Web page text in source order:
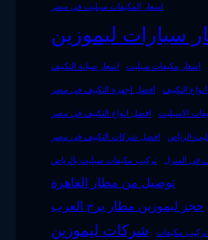
اسعار المكيفات سبليت في مصر
سيارات ليموزين
اسعار صيانة التكييف اسعار مكيفات سبليت
افضل اجهزة التكييف فى مصر التكييف
افضل انواع التكييف فى مصر الاسبليت
افضل شركات التكييف في مصر الرياض
تركيب مكيفات سبليت بالرياض في المنزل
توصيل من مطار القاهرة
حجز ليموزين مطار برج العرب
شركات ليموزين مكيفات